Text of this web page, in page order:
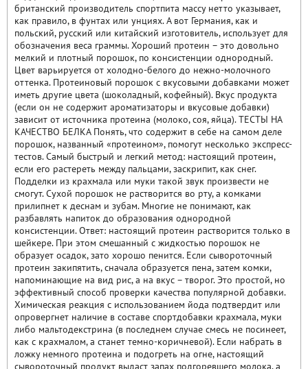
британский производитель спортпита массу нетто указывает,
как правило, в фунтах или унциях. А вот Германия, как и
польский, русский или китайский изготовитель, использует для
обозначения веса граммы. Хороший протеин – это довольно
мелкий и плотный порошок, по консистенции однородный.
Цвет варьируется от холодно-белого до нежно-молочного
оттенка. Протеиновый порошок с вкусовыми добавками может
иметь другие цвета (шоколадный, кофейный). Вкус продукта
(если он не содержит ароматизаторы и вкусовые добавки)
зависит от источника протеина (молоко, соя, яйца). ТЕСТЫ НА
КАЧЕСТВО БЕЛКА Понять, что содержит в себе на самом деле
порошок, названный «протеином», помогут несколько экспресс-
тестов. Самый быстрый и легкий метод: настоящий протеин,
если его растереть между пальцами, заскрипит, как снег.
Подделки из крахмала или муки такой звук произвести не
смогут. Сухой порошок не растворится во рту, а комками
прилипнет к деснам и зубам. Многие не понимают, как
разбавлять напиток до образования однородной
консистенции. Ответ: настоящий протеин растворится только в
шейкере. При этом смешанный с жидкостью порошок не
образует осадок, зато хорошо пенится. Если сывороточный
протеин закипятить, сначала образуется пена, затем комки,
напоминающие на вид рис, а на вкус – творог. Это простой, но
эффективный способ проверки качества популярной добавки.
Химическая реакция с использованием йода подтвердит или
опровергнет наличие в составе спортдобавки крахмала, муки
либо мальтодекстрина (в последнем случае смесь не посинеет,
как с крахмалом, а станет темно-коричневой). Если набрать в
ложку немного протеина и подогреть на огне, настоящий
сывороточный продукт выдаст запах подгоревшего молока, а